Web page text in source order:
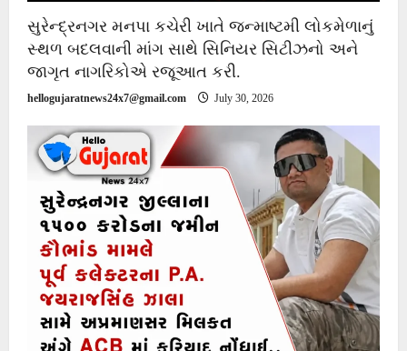
સુરેન્દ્રનગર મનપા કચેરી ખાતે જન્માષ્ટમી લોકમેળાનું
સ્થળ બદલવાની માંગ સાથે સિનિયર સિટીઝનો અને
જાગૃત નાગરિકોએ રજૂઆત કરી.
hellogujaratnews24x7@gmail.com July 30, 2026